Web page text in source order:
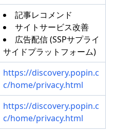
記事レコメンド
サイトサービス改善
広告配信 (SSPサプライ
サイドプラットフォーム)
https://discovery.popin.c
c/home/privacy.html
https://discovery.popin.c
c/home/privacy.html